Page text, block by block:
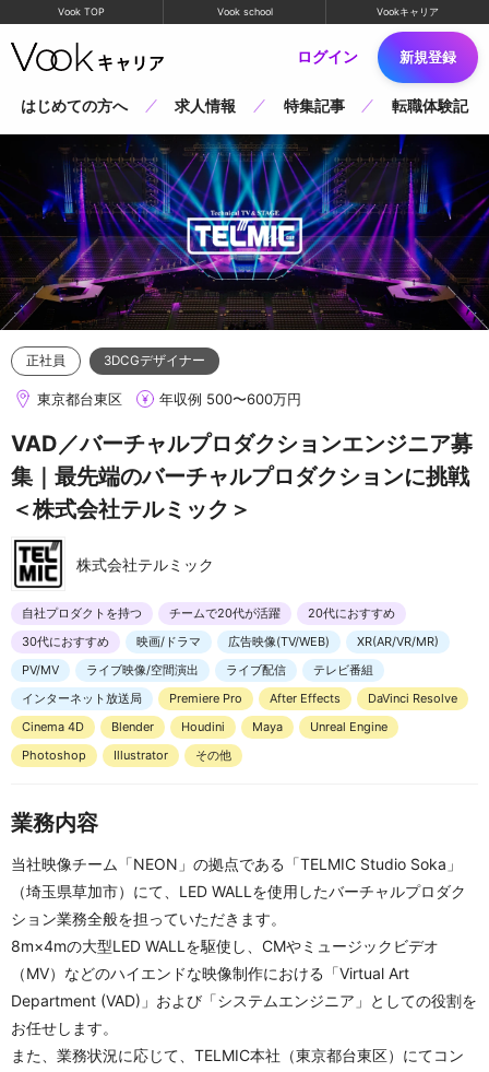
Vook TOP Vook school Vookキャリア
ログイン 新規登録
はじめての方へ 求人情報 特集記事 転職体験記
正社員 3DCGデザイナー
東京都台東区 年収例 500〜600万円
VAD／バーチャルプロダクションエンジニア募
集｜最先端のバーチャルプロダクションに挑戦
＜株式会社テルミック＞
株式会社テルミック
自社プロダクトを持つ チームで20代が活躍
20代におすすめ
30代におすすめ
映画/ドラマ 広告映像(TV/WEB)
XR(AR/VR/MR)
PV/MV
ライブ映像/空間演出 ライブ配信
テレビ番組
インターネット放送局
Premiere Pro After Effects
DaVinci Resolve
Cinema 4D
Blender Houdini Maya
Unreal Engine
Photoshop
Illustrator その他
業務内容
当社映像チーム「NEON」の拠点である「TELMIC Studio Soka」
（埼玉県草加市）にて、LED WALLを使用したバーチャルプロダク
ション業務全般を担っていただきます。
8m×4mの大型LED WALLを駆使し、CMやミュージックビデオ
（MV）などのハイエンドな映像制作における「Virtual Art
Department (VAD)」および「システムエンジニア」としての役割を
お任せします。
また、業務状況に応じて、TELMIC本社（東京都台東区）にてコン